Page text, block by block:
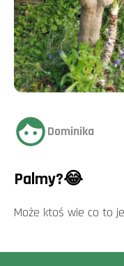
Dominika
Palmy?😂
Może ktoś wie co to